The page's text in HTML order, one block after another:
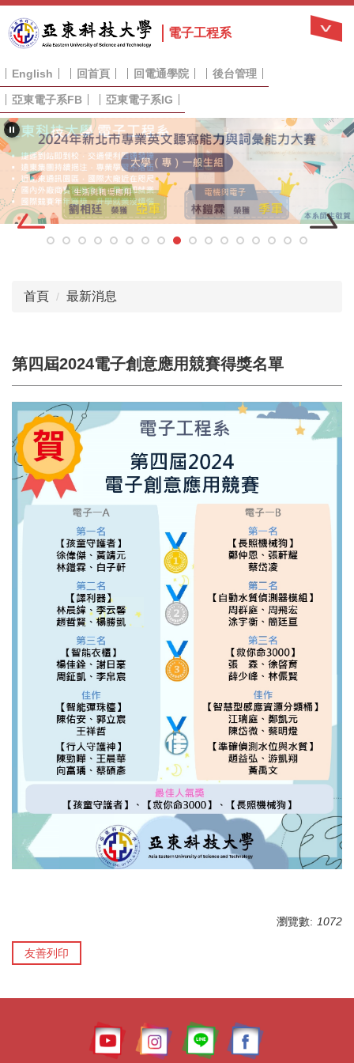
到
主
內
容
區
電子工程系
English 回首頁 回電通學院 後台管理
亞東電子系FB 亞東電子系IG
首頁 最新消息
第四屆2024電子創意應用競賽得獎名單
瀏覽數: 1072
友善列印